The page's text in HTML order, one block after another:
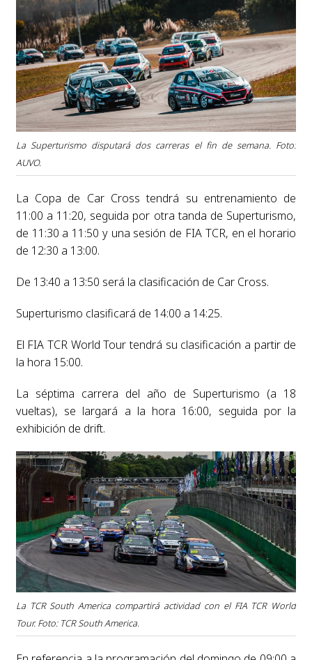
La Superturismo disputará dos carreras el fin de semana. Foto:
AUVO.
La Copa de Car Cross tendrá su entrenamiento de
11:00 a 11:20, seguida por otra tanda de Superturismo,
de 11:30 a 11:50 y una sesión de FIA TCR, en el horario
de 12:30 a 13:00.
De 13:40 a 13:50 será la clasificación de Car Cross.
Superturismo clasificará de 14:00 a 14:25.
El FIA TCR World Tour tendrá su clasificación a partir de
la hora 15:00.
La séptima carrera del año de Superturismo (a 18
vueltas), se largará a la hora 16:00, seguida por la
exhibición de drift.
La TCR South America compartirá actividad con el FIA TCR World
Tour. Foto: TCR South America.